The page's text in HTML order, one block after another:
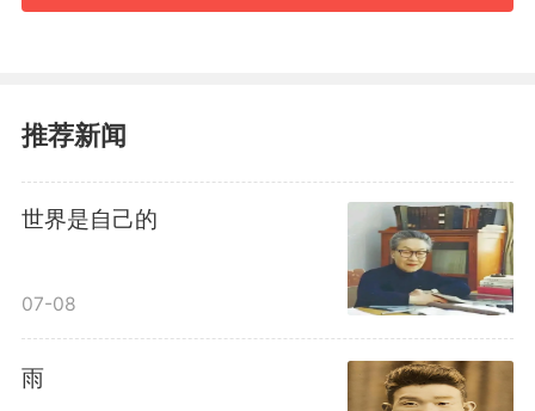
起反响。否则即使道理说了一大
堆，仍然是隔了一层。一般艺术家
的偏于理智，偏于冷静，就因为他
们停留在理性认识的阶段上。
推荐新闻
世界是自己的
07-08
雨